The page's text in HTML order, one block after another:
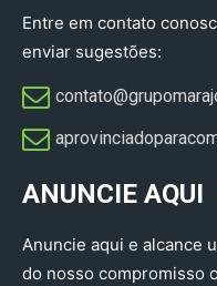
Entre em contato
enviar sugestões:
ANUNCIE AQUI
Anuncie aqui e alcance
do nosso compromisso